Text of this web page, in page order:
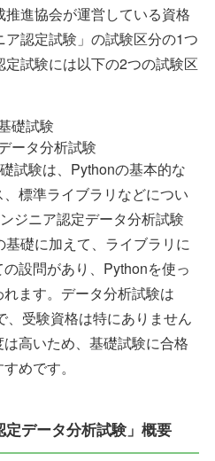
進協会が運営している資格
認定試験」の試験区分の1つ
試験には以下の2つの試験区
礎試験
ータ分析試験
試験は、Pythonの基本的な
標準ライブラリなどについ
ジニア認定データ分析試験
礎に加えて、ライブラリに
設問があり、Pythonを使っ
ます。データ分析試験は
受験資格は特にありません
高いため、基礎試験に合格
めです。
定データ分析試験」概要